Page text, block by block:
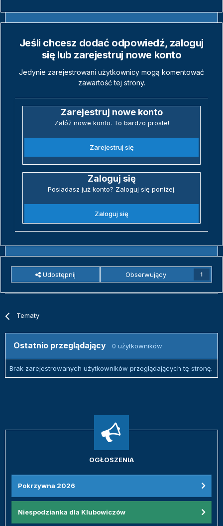
Jeśli chcesz dodać odpowiedź, zaloguj
się lub zarejestruj nowe konto
Jedynie zarejestrowani użytkownicy mogą komentować
zawartość tej strony.
Zarejestruj nowe konto
Załóż nowe konto. To bardzo proste!
Zarejestruj się
Zaloguj się
Posiadasz już konto? Zaloguj się poniżej.
Zaloguj się
Udostępnij Obserwujący 1
Tematy
Ostatnio przeglądający 0 użytkowników
Brak zarejestrowanych użytkowników przeglądających tę stronę.
OGŁOSZENIA
Pokrzywna 2026
Niespodzianka dla Klubowiczów